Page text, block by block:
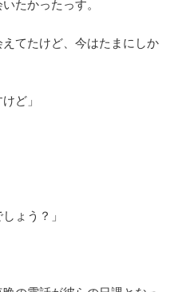
たかったっす。
てたけど、今はたまにしか
ど」
ょう？」